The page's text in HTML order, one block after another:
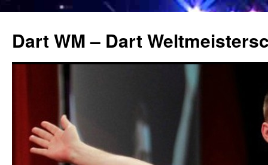
springen
Dart WM – Dart